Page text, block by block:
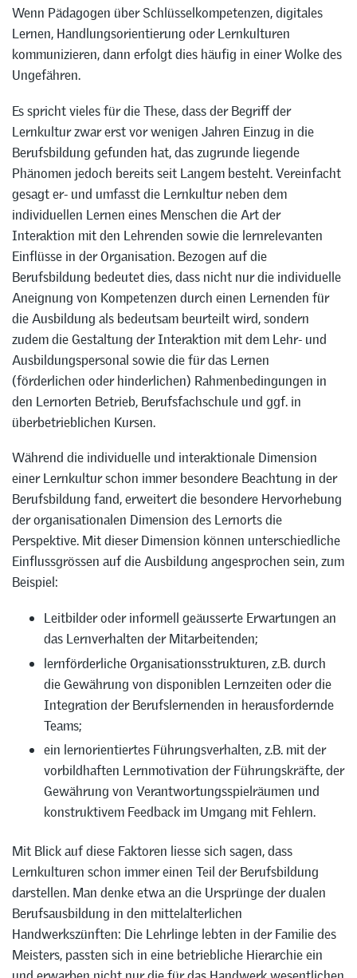
Wenn Pädagogen über Schlüsselkompetenzen, digitales
Lernen, Handlungsorientierung oder Lernkulturen
kommunizieren, dann erfolgt dies häufig in einer Wolke des
Ungefähren.
Es spricht vieles für die These, dass der Begriff der
Lernkultur zwar erst vor wenigen Jahren Einzug in die
Berufsbildung gefunden hat, das zugrunde liegende
Phänomen jedoch bereits seit Langem besteht. Vereinfacht
gesagt er- und umfasst die Lernkultur neben dem
individuellen Lernen eines Menschen die Art der
Interaktion mit den Lehrenden sowie die lernrelevanten
Einflüsse in der Organisation. Bezogen auf die
Berufsbildung bedeutet dies, dass nicht nur die individuelle
Aneignung von Kompetenzen durch einen Lernenden für
die Ausbildung als bedeutsam beurteilt wird, sondern
zudem die Gestaltung der Interaktion mit dem Lehr- und
Ausbildungspersonal sowie die für das Lernen
(förderlichen oder hinderlichen) Rahmenbedingungen in
den Lernorten Betrieb, Berufsfachschule und ggf. in
überbetrieblichen Kursen.
Während die individuelle und interaktionale Dimension
einer Lernkultur schon immer besondere Beachtung in der
Berufsbildung fand, erweitert die besondere Hervorhebung
der organisationalen Dimension des Lernorts die
Perspektive. Mit dieser Dimension können unterschiedliche
Einflussgrössen auf die Ausbildung angesprochen sein, zum
Beispiel:
Leitbilder oder informell geäusserte Erwartungen an
das Lernverhalten der Mitarbeitenden;
lernförderliche Organisationsstrukturen, z.B. durch
die Gewährung von disponiblen Lernzeiten oder die
Integration der Berufslernenden in herausfordernde
Teams;
ein lernorientiertes Führungsverhalten, z.B. mit der
vorbildhaften Lernmotivation der Führungskräfte, der
Gewährung von Verantwortungsspielräumen und
konstruktivem Feedback im Umgang mit Fehlern.
Mit Blick auf diese Faktoren liesse sich sagen, dass
Lernkulturen schon immer einen Teil der Berufsbildung
darstellen. Man denke etwa an die Ursprünge der dualen
Berufsausbildung in den mittelalterlichen
Handwerkszünften: Die Lehrlinge lebten in der Familie des
Meisters, passten sich in eine betriebliche Hierarchie ein